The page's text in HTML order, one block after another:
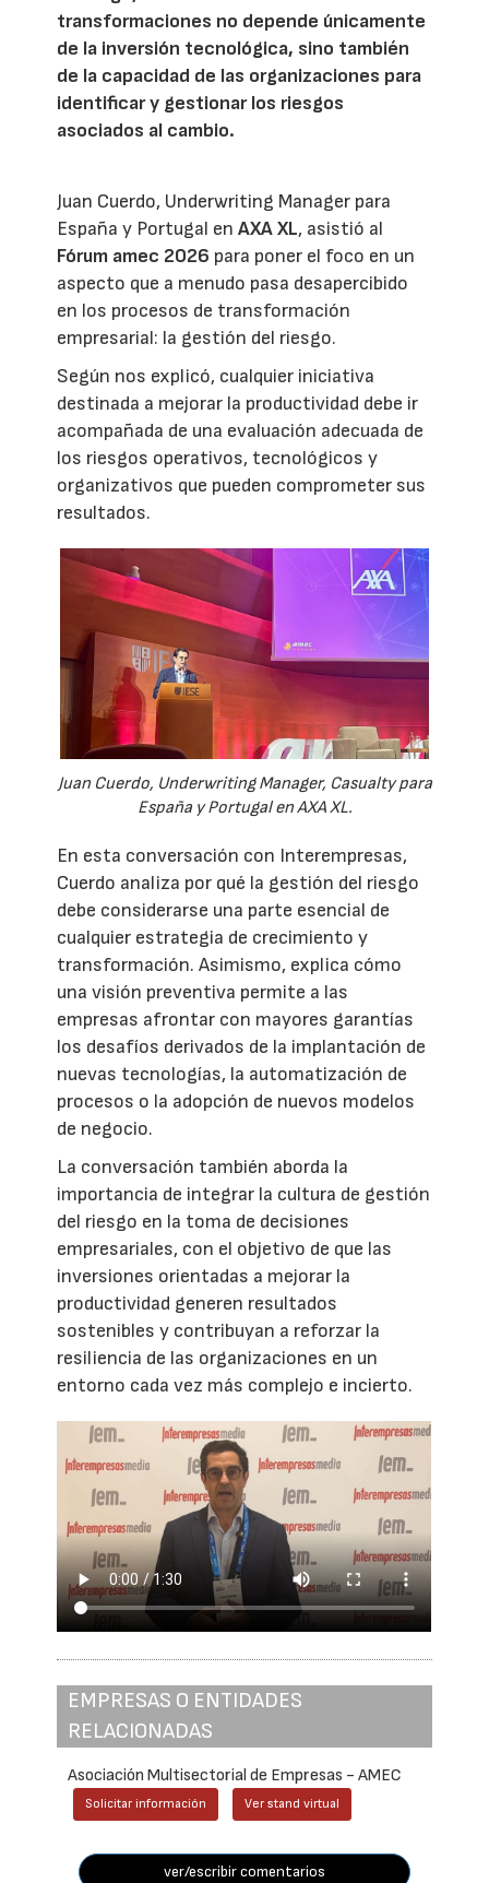
transformaciones no depende únicamente
de la inversión tecnológica, sino también
de la capacidad de las organizaciones para
identificar y gestionar los riesgos
asociados al cambio.
Juan Cuerdo, Underwriting Manager para
España y Portugal enAXA XL, asistió al
Fórum amec 2026 para poner el foco en un
aspecto que a menudo pasa desapercibido
en los procesos de transformación
empresarial: la gestión del riesgo.
Según nos explicó, cualquier iniciativa
destinada a mejorar la productividad debe ir
acompañada de una evaluación adecuada de
los riesgos operativos, tecnológicos y
organizativos que pueden comprometer sus
resultados.
Juan Cuerdo, Underwriting Manager, Casualty para
España y Portugal en AXA XL.
En esta conversación con Interempresas,
Cuerdo analiza por qué la gestión del riesgo
debe considerarse una parte esencial de
cualquier estrategia de crecimiento y
transformación. Asimismo, explica cómo
una visión preventiva permite a las
empresas afrontar con mayores garantías
los desafíos derivados de la implantación de
nuevas tecnologías, la automatización de
procesos o la adopción de nuevos modelos
de negocio.
La conversación también aborda la
importancia de integrar la cultura de gestión
del riesgo en la toma de decisiones
empresariales, con el objetivo de que las
inversiones orientadas a mejorar la
productividad generen resultados
sostenibles y contribuyan a reforzar la
resiliencia de las organizaciones en un
entorno cada vez más complejo e incierto.
EMPRESAS O ENTIDADES
RELACIONADAS
Asociación Multisectorial de Empresas - AMEC
Solicitar información Ver stand virtual
ver/escribir comentarios